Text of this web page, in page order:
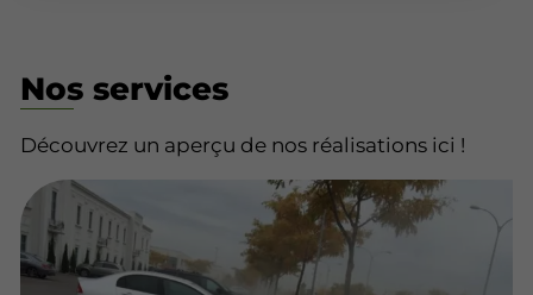
Nos services
Découvrez un aperçu de nos réalisations ici !